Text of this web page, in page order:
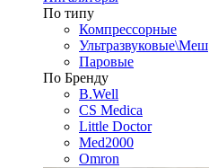
По типу
Компрессорные
Ультразвуковые\Меш
Паровые
По Бренду
B.Well
CS Medica
Little Doctor
Med2000
Omron